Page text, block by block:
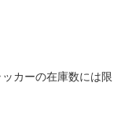
カーの在庫数には